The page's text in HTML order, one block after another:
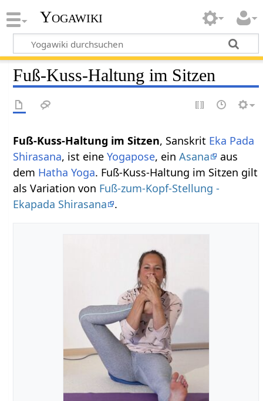
Yogawiki
Fuß-Kuss-Haltung im Sitzen
Fuß-Kuss-Haltung im Sitzen, Sanskrit Eka Pada
Shirasana, ist eineYogapose, einAsana
aus
dem Hatha Yoga. Fuß-Kuss-Haltung im Sitzen gilt
als Variation von Fuß-zum-Kopf-Stellung -
Ekapada Shirasana
.